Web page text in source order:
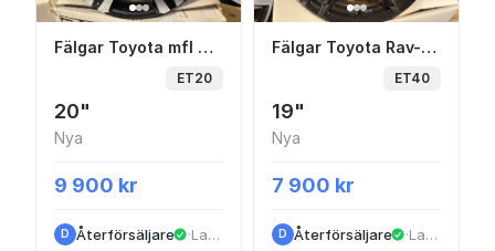
Fälgar Toyota mfl 6/139,7 20” Nya MAK
Fälgar Toyota mfl 6/139,7 20” Nya MAK
ET20
20"
Nya
9 900 kr
D Återförsäljare · Landvetter
Fälgar Toyota Rav-4
Fälgar Toyota Rav-4 mfl 19” Nya
ET40
19"
Nya
7 900 kr
D Återförsäljare · Landvetter